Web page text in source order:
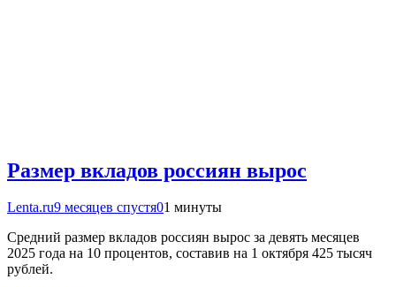
Размер вкладов россиян вырос
Lenta.ru9 месяцев спустя01 минуты
Средний размер вкладов россиян вырос за девять месяцев
2025 года на 10 процентов, составив на 1 октября 425 тысяч
рублей.